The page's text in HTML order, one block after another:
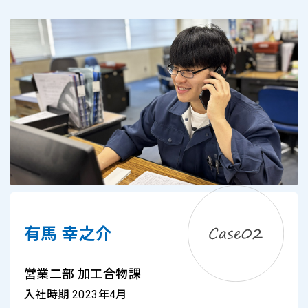
有馬 幸之介
営業二部 加工合物課
入社時期 2023年4月